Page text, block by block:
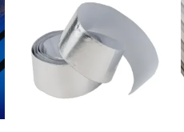
producto
tiene
múltiples
variantes.